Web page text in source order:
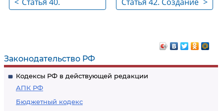
Законодательство РФ
Кодексы РФ в действующей редакции
АПК РФ
Бюджетный кодекс
исследовательской
деятельности,
образовательной
деятельности